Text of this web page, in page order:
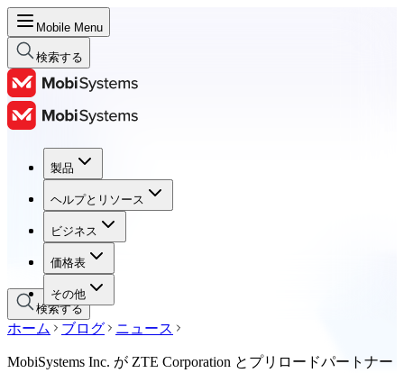
Mobile Menu
検索する
製品
ヘルプとリソース
ビジネス
価格表
その他
製品
ヘルプとリソース
ビジネス
価格表
検索する
ホーム ブログ ニュース
MobiSystems Inc. が ZTE Corporation とプリロードパートナー